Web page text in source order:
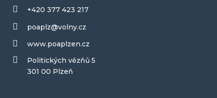
+420 377 423 217
poaplz@volny.cz
www.poaplzen.cz
Politických vězňů 5
301 00 Plzeň